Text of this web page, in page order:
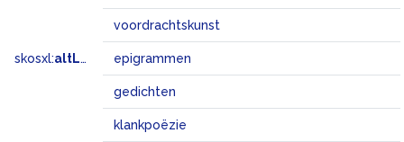
voordrachtskunst
skosxl:altLabel epigrammen
gedichten
klankpoëzie